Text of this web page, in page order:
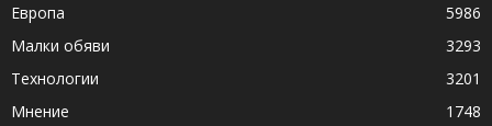
Европа
5986
Малки обяви
3293
Технологии
3201
Мнение
1748